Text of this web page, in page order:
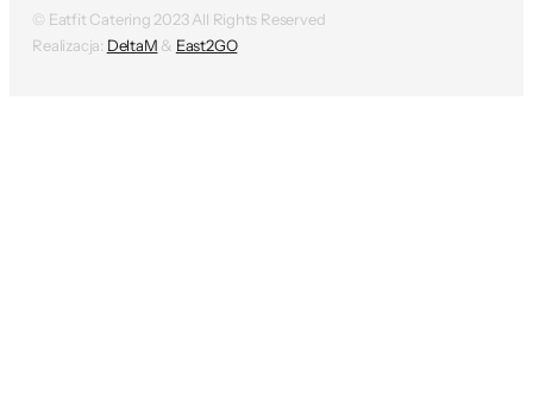
© Eatfit Catering 2023 All Rights Reserved
Realizacja: DeltaM & East2GO